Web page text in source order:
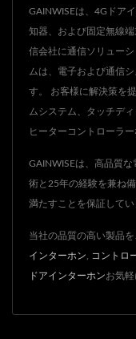
GAINWISEは、4Gドア
知器、および固定無線
信会社に通信ソリュー
ムは、電子および通信
す。 お客様に解決策を
ムシステム、タッチデ
ヒーターコントローラー
GAINWISEは、高品質
術と25年の経験を兼ね
満たすことを保証してい
当社の品質の高い製品を
インターホン コントロ
ドアインターホンお気軽